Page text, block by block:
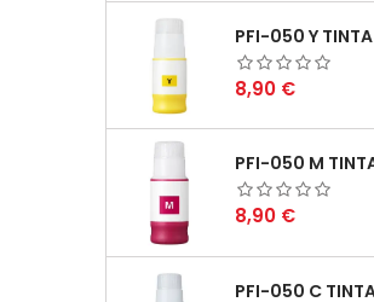
Preço
8,90 €
Preço
8,90 €